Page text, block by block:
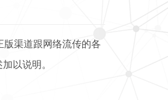
渠道跟网络流传的各
以说明。